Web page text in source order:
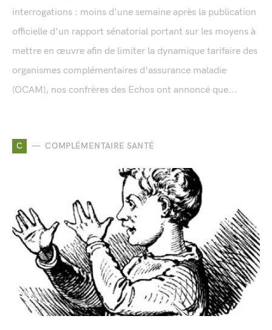
interrogations : moins d'une semaine après la publication
officielle d'un rapport sénatorial portant sur les moyens à
mettre en œuvre afin de limiter la dynamique tarifaire des
organismes complémentaires d'assurance maladie
(OCAM), nos confrères des Echos ont annoncé que...
C COMPLÉMENTAIRE SANTÉ